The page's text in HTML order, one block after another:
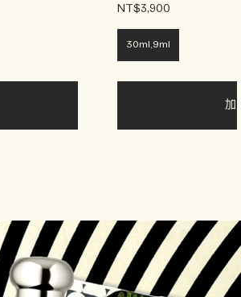
NT$3,900
30ml,9ml